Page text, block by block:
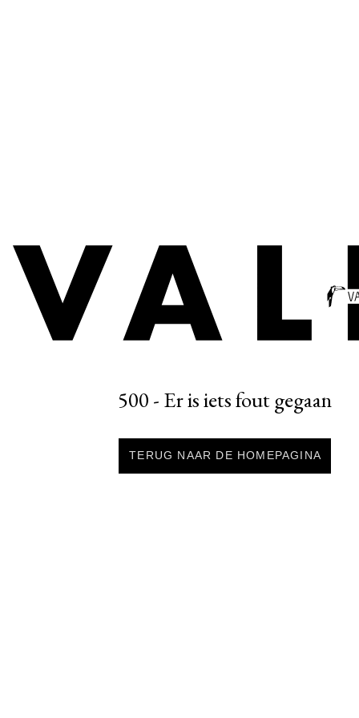
500 - Er is iets fout gegaan
TERUG NAAR DE HOMEPAGINA